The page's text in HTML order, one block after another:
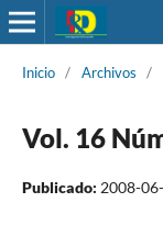
Inicio / Archivos /
Vol. 16
Publicado: 2008-